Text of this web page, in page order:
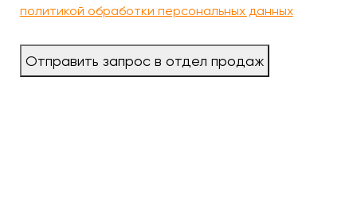
политикой обработки персональных данных
Отправить запрос в отдел продаж